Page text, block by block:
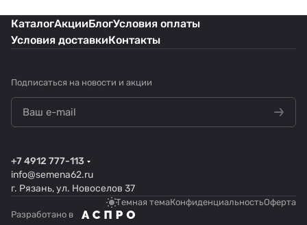
КаталогАкцииБлогУсловия оплаты
Условия доставкиКонтакты
Подписаться на новости и акции
+7 4912 777-113
info@semena62.ru
г. Рязань, ул. Новоселов 37
Темная темаКонфиденциальностьОферта
Разработано в